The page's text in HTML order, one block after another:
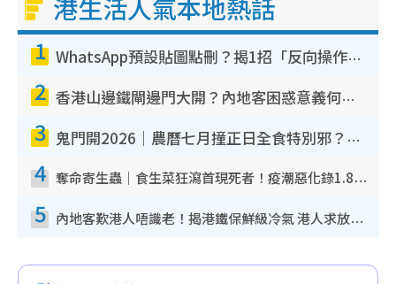
o
港生活人氣本地熱話
1 WhatsApp預設貼圖點刪？揭1招「反向操作」還原簡潔介面 附3步實測教學
2 香港山邊鐵閘邊門大開？內地客困惑意義何在！網民神回覆：呢種叫法理性防禦
3 鬼門開2026｜農曆七月撞正日全食特別邪？專家警告切忌做一事！揭4大禁忌+2招保平安
4 奪命寄生蟲｜食生菜狂瀉首現死者！疫潮惡化錄1.8萬宗病例 揭洗菜3大謬誤
5 內地客歎港人唔識老！揭港鐵保鮮級冷氣 港人求放過：咪投訴